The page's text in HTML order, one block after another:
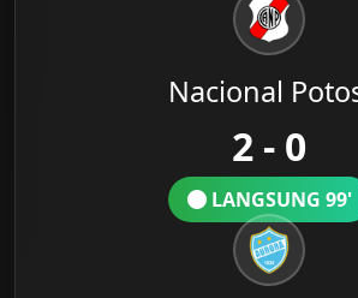
Nacional
2 - 0
LANGSUNG 99'